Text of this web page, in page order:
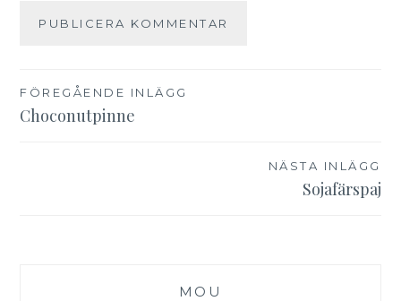
Inläggsnavigering
FÖREGÅENDE INLÄGG
Choconutpinne
NÄSTA INLÄGG
Sojafärspaj
MOU